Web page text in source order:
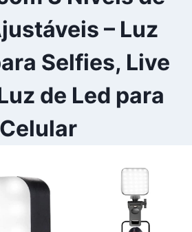
– Luz
Selfies, Live
de Led para
Celular